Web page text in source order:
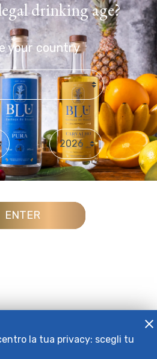
drinking age?
your country
Year
ENTER
la tua privacy: scegli tu